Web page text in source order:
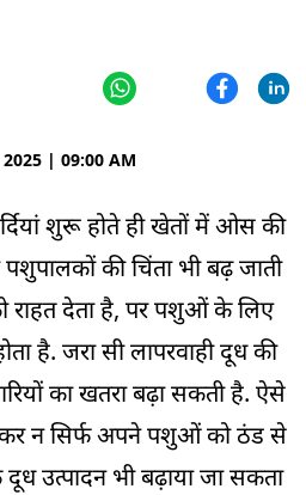
2025 | 09:00 AM
शुरू होते ही खेतों में ओस की
की चिंता भी बढ़ जाती
राहत देता है, पर पशुओं के लिए
है. जरा सी लापरवाही दूध की
का खतरा बढ़ा सकती है. ऐसे
न सिर्फ अपने पशुओं को ठंड से
उत्पादन भी बढ़ाया जा सकता